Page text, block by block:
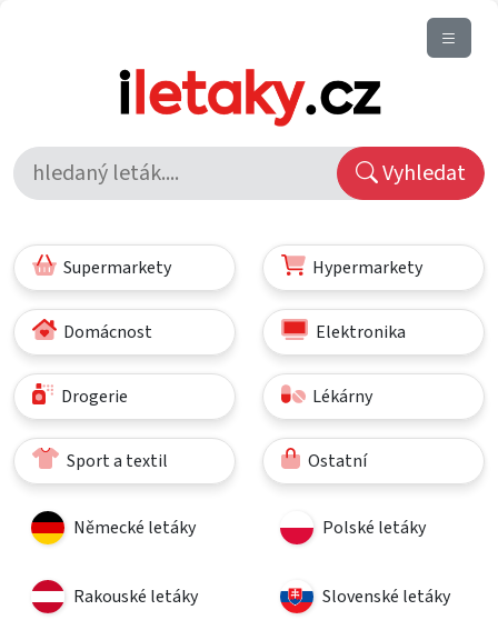
Vyhledat
Supermarkety Hypermarkety
Domácnost Elektronika
Drogerie Lékárny
Sport a textil Ostatní
Německé letáky Polské letáky
Rakouské letáky Slovenské letáky